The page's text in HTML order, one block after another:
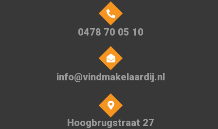
0478 70 05 10
info@vindmakelaardij.nl
Hoogbrugstraat 27